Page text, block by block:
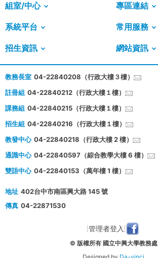
組室/中心 專區連結
系統平台 常用服務
招生資訊 網站資訊
教務長室 04-22840208（行政大樓３樓）
註冊組 04-22840212（行政大樓１樓）
課務組 04-22840215（行政大樓１樓）
招生組 04-22840216（行政大樓１樓）
教發中心 04-22840218（行政大樓 2 樓）
通識中心 04-22840597（綜合教學大樓 6 樓）
雙語中心 04-22840153（萬年樓 1 樓）
地址 402台中市南區興大路 145 號
傳真 04-22871530
管理者登入
© 版權所有 國立中興大學教務處